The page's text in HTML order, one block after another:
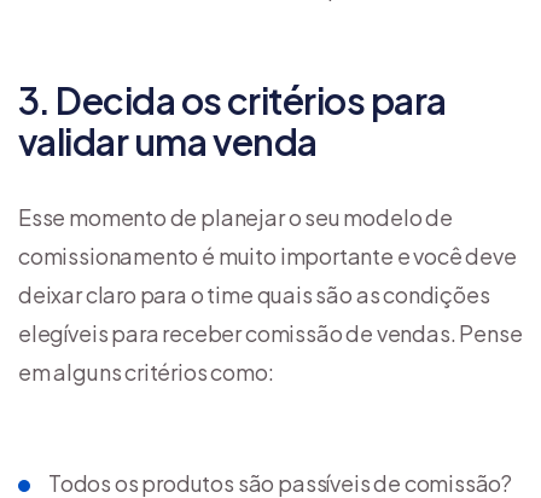
3. Decida os critérios para
validar uma venda
Esse momento de planejar o seu modelo de
comissionamento é muito importante e você deve
deixar claro para o time quais são as condições
elegíveis para receber comissão de vendas. Pense
em alguns critérios como:
Todos os produtos são passíveis de comissão?